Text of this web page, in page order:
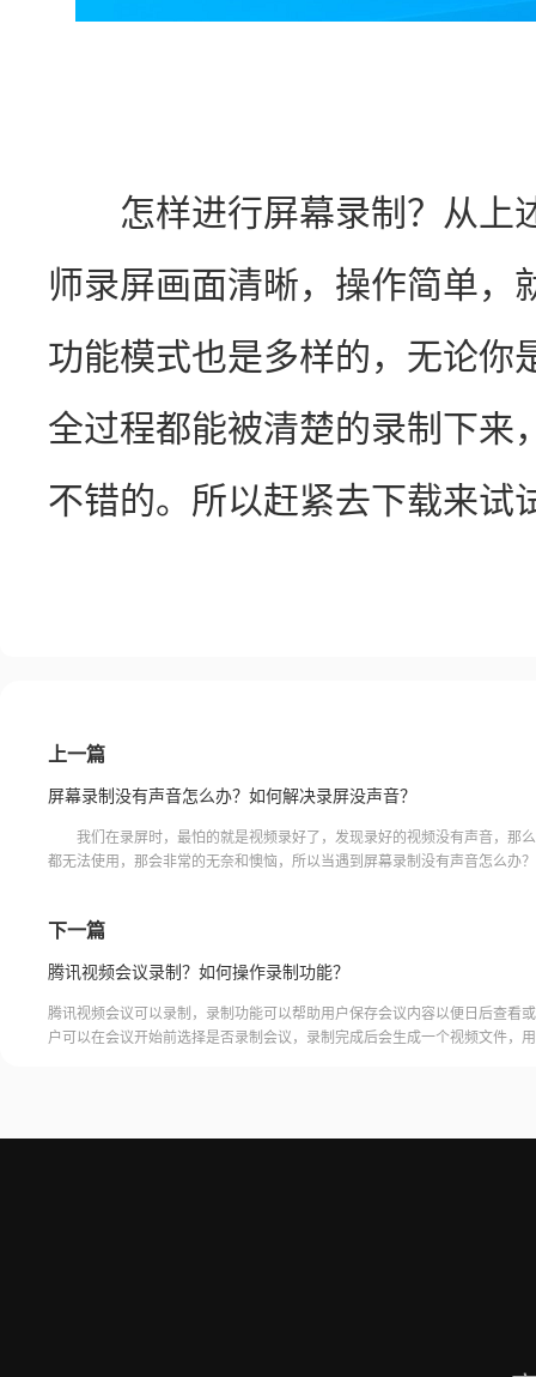
怎样进行屏幕录制？从上
师录屏画面清晰，操作简单，
功能模式也是多样的，无论你
全过程都能被清楚的录制下来
不错的。所以赶紧去下载来试
上一篇
屏幕录制没有声音怎么办？如何解决录屏没声音？
我们在录屏时，最怕的就是视频录好了，发现录好的视频没有声音，那
都无法使用，那会非常的无奈和懊恼，所以当遇到屏幕录制没有声音怎么办
下一篇
腾讯视频会议录制？如何操作录制功能？
腾讯视频会议可以录制，录制功能可以帮助用户保存会议内容以便日后查看
户可以在会议开始前选择是否录制会议，录制完成后会生成一个视频文件，